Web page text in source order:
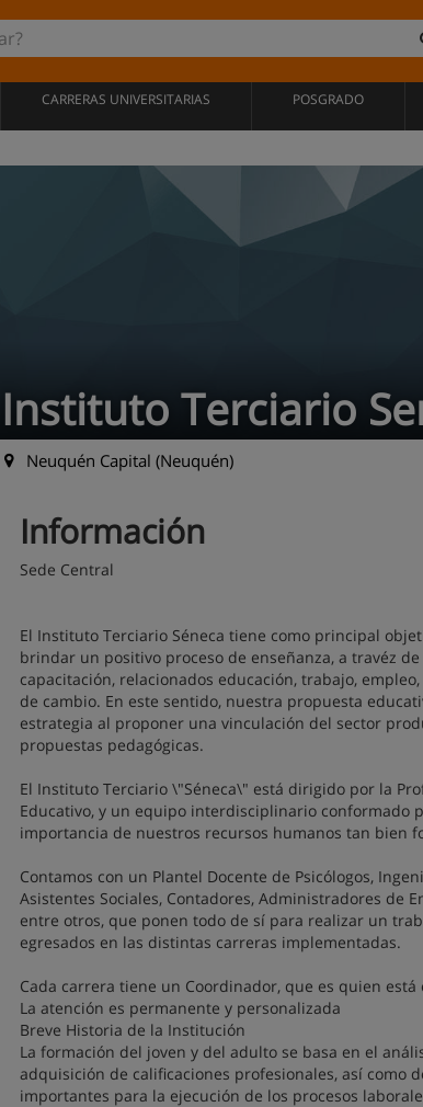
CARRERAS UNIVERSITARIAS POSGRADO
Instituto Terciario
Neuquén Capital (Neuquén)
Información
Sede Central
El Instituto Terciario Séneca tiene como principal
brindar un positivo proceso de enseñanza, a travéz
capacitación, relacionados educación, trabajo,
de cambio. En este sentido, nuestra propuesta
estrategia al proponer una vinculación del sector
propuestas pedagógicas.
El Instituto Terciario \"Séneca\" está dirigido por la
Educativo, y un equipo interdisciplinario conformado
importancia de nuestros recursos humanos tan bien
Contamos con un Plantel Docente de Psicólogos,
Asistentes Sociales, Contadores, Administradores de
entre otros, que ponen todo de sí para realizar un
egresados en las distintas carreras implementadas.
Cada carrera tiene un Coordinador, que es quien
La atención es permanente y personalizada
Breve Historia de la Institución
La formación del joven y del adulto se basa en el
adquisición de calificaciones profesionales, así como
importantes para la ejecución de los procesos